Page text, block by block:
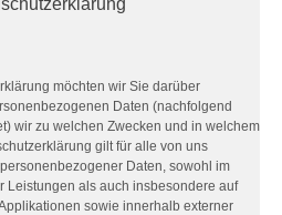
möchten wir Sie darüber
Daten (nachfolgend
wir zu welchen Zwecken und in welchem
gilt für alle von uns
Daten, sowohl im
Leistungen als auch insbesondere auf
sowie innerhalb externer